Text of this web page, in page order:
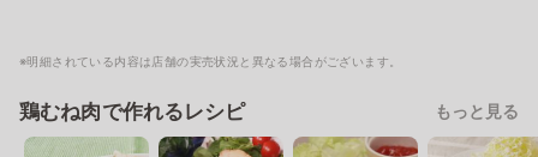
※明細されている内容は店舗の実売状況と異なる場合がございます。
鶏むね肉で作れるレシピ もっと見る